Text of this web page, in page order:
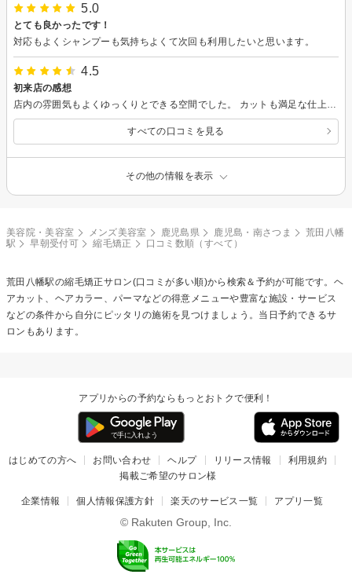
5.0
とても良かったです！
対応もよくシャンプーも気持ちよくて次回も利用したいと思います。
4.5
初来店の感想
すべての口コミを見る
その他の情報を表示
美容院・美容室 メンズ美容室 鹿児島県 鹿児島・南さつま
荒田八幡
駅
早朝受付可 縮毛矯正 口コミ数順（すべて）
荒田八幡駅の縮毛矯正サロン(口コミが多い順)から検索＆予約が可能です。ヘ
アカット、ヘアカラー、パーマなどの得意メニューや豊富な施設・サービス
などの条件から自分にピッタリの施術を見つけましょう。当日予約できるサ
ロンもあります。
アプリからの予約ならもっとおトクで便利！
はじめての方へ お問い合わせ ヘルプ リリース情報
利用規約
掲載ご希望のサロン様
企業情報 個人情報保護方針 楽天のサービス一覧 アプリ一覧
© Rakuten Group, Inc.